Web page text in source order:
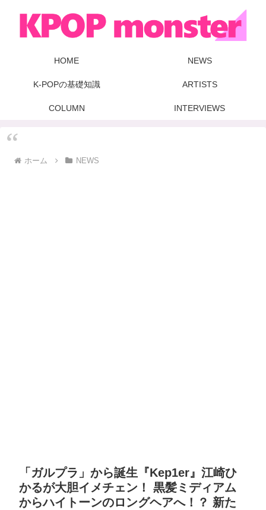
HOME NEWS
K-POPの基礎知識 ARTISTS
COLUMN INTERVIEWS
ホーム NEWS
「ガルプラ」から誕生『Kep1er』江崎ひ
かるが大胆イメチェン！ 黒髪ミディアム
からハイトーンのロングヘアへ！？ 新た